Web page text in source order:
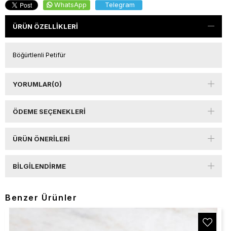
WhatsApp Telegram
ÜRÜN ÖZELLIKLERI
Böğürtlenli Petifür
YORUMLAR(0)
ÖDEME SEÇENEKLERI
ÜRÜN ÖNERILERI
BILGILENDIRME
Benzer Ürünler